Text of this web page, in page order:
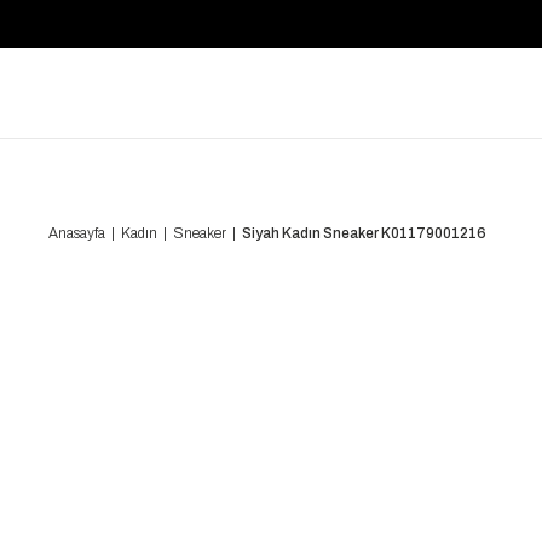
Anasayfa Kadın Sneaker Siyah Kadın Sneaker K01179001216